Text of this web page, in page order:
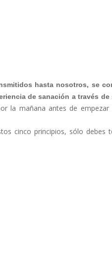
hasta nosotros, se
de sanación a través de
la mañana antes de
cinco principios, sólo debes